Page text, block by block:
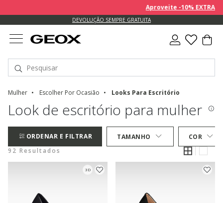
Aproveite -10% EXTRA
DEVOLUÇÃO SEMPRE GRATUITA
Mulher Escolher Por Ocasião Looks Para Escritório
Look de escritório para mulher
ORDENAR E FILTRAR TAMANHO
COR
92 Resultados
3D